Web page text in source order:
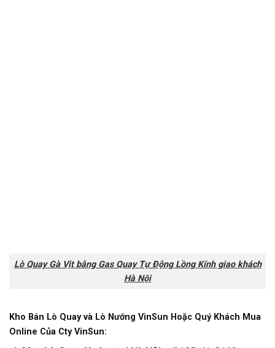
Lò Quay Gà Vịt bằng Gas Quay Tự Động Lồng Kính giao khách
Hà Nội
Kho Bán Lò Quay và Lò Nướng VinSun Hoặc Quý Khách Mua
Online Của Cty VinSun: